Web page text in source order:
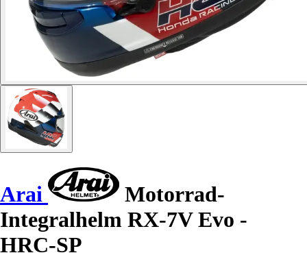
Arai
Motorrad-
Integralhelm RX-7V Evo -
HRC-SP